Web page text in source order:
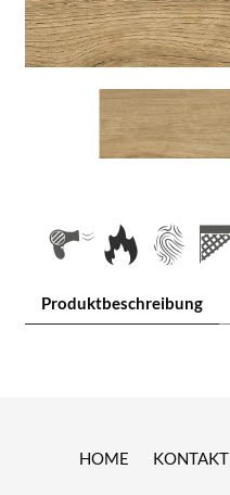
Produktbeschreibung
HOME KONTAKT